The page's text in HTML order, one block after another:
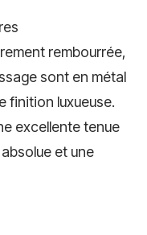
rembourrée,
sont en métal
finition luxueuse.
excellente tenue
et une